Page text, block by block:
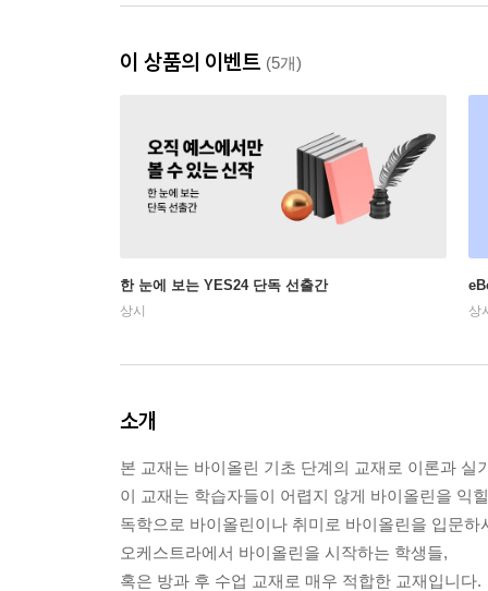
이 상품의 이벤트 (5개)
한 눈에 보는 YES24 단독 선출간
상시 상
소개
본 교재는 바이올린 기초 단계의 교재로 이론과 실
이 교재는 학습자들이 어렵지 않게 바이올린을 익
독학으로 바이올린이나 취미로 바이올린을 입문하
오케스트라에서 바이올린을 시작하는 학생들,
혹은 방과 후 수업 교재로 매우 적합한 교재입니다.